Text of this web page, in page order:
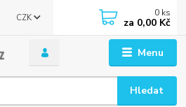
Menu
CZK
Hledat
0 ks
za 0,00 Kč